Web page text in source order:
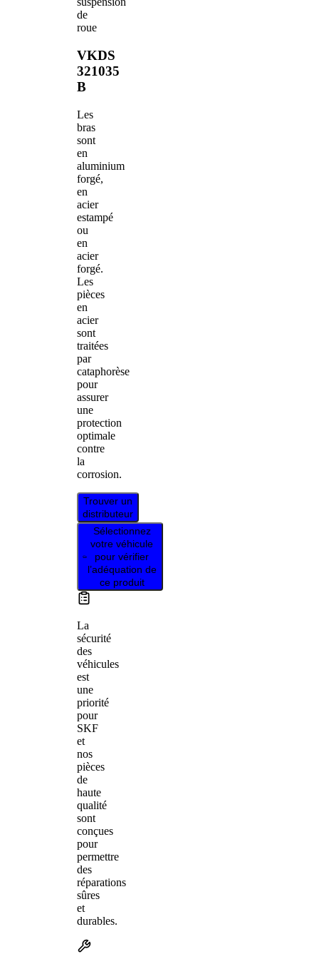
de
roue
VKDS
321035
B
Les
bras
sont
en
aluminium
forgé,
en
acier
estampé
ou
en
acier
forgé.
Les
pièces
en
acier
sont
traitées
par
cataphorèse
pour
assurer
une
protection
optimale
contre
la
corrosion.
Trouver un
distributeur
Sélectionnez
votre véhicule
pour vérifier
l’adéquation de
ce produit
La
sécurité
des
véhicules
est
une
priorité
pour
SKF
et
nos
pièces
de
haute
qualité
sont
conçues
pour
permettre
des
réparations
sûres
et
durables.